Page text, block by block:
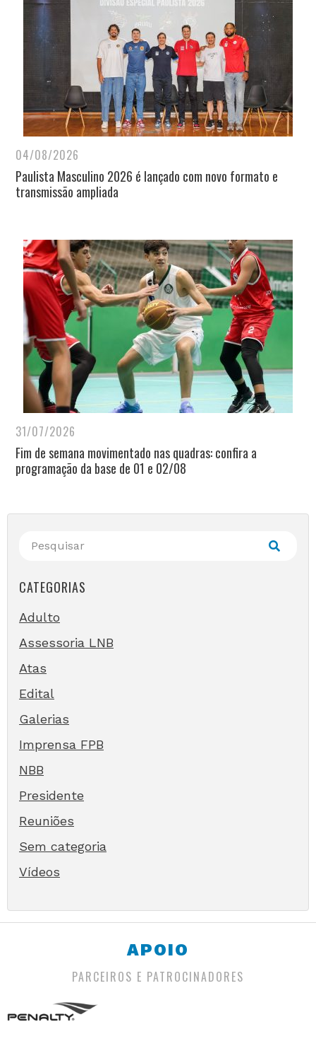
04/08/2026
Paulista Masculino 2026 é lançado com novo formato e
transmissão ampliada
31/07/2026
Fim de semana movimentado nas quadras: confira a
programação da base de 01 e 02/08
CATEGORIAS
Adulto
Assessoria LNB
Atas
Edital
Galerias
Imprensa FPB
NBB
Presidente
Reuniões
Sem categoria
Vídeos
APOIO
PARCEIROS E PATROCINADORES